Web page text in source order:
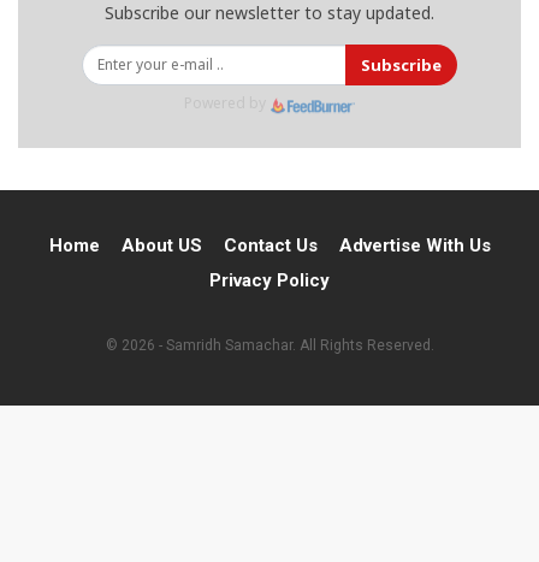
Subscribe our newsletter to stay updated.
Subscribe
Home About US Contact Us
Advertise With Us
Privacy Policy
© 2026 - Samridh Samachar. All Rights Reserved.